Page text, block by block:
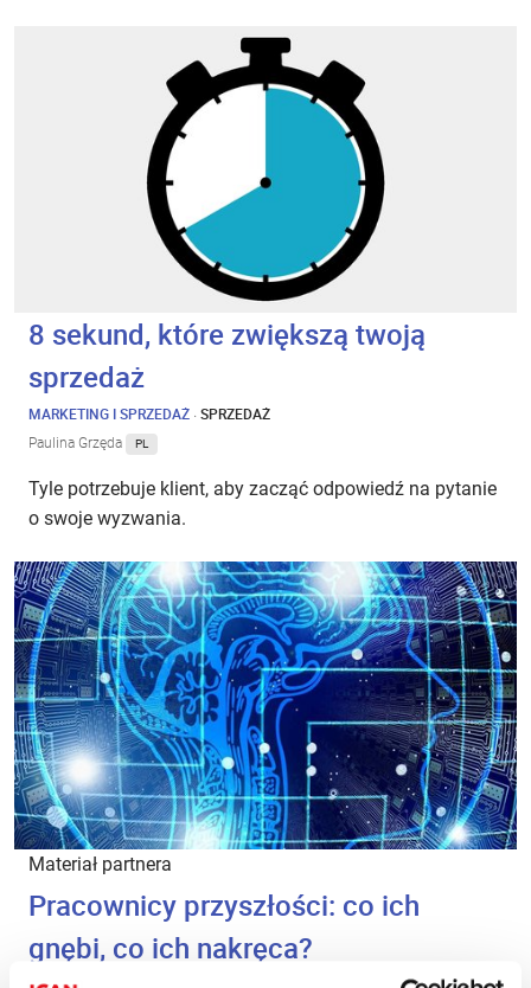
8 sekund, które zwiększą twoją
sprzedaż
MARKETING I SPRZEDAŻ ·SPRZEDAŻ
Paulina Grzęda PL
Tyle potrzebuje klient, aby zacząć odpowiedź na pytanie
o swoje wyzwania.
Materiał partnera
Pracownicy przyszłości: co ich
gnębi, co ich nakręca?
ZARZĄDZANIE I PRZYWÓDZTWO ROZWÓJ PRACOWNIKÓW·